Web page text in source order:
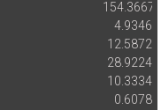
154.3667
4.9346
12.5872
28.9224
10.3334
0.6078